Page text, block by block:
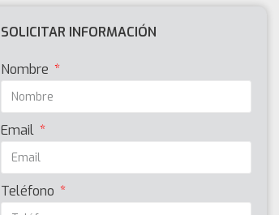
SOLICITAR INFORMACIÓN
Nombre
Email
Teléfono